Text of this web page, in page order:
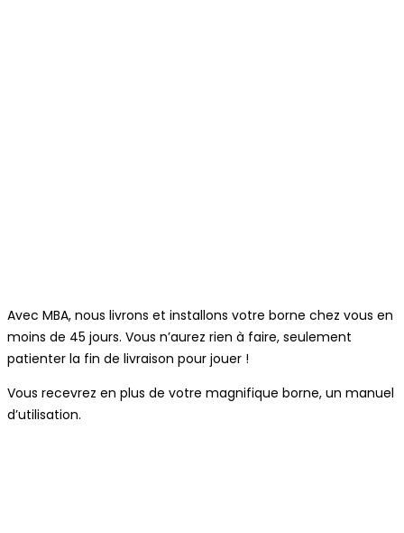
Avec MBA, nous livrons et installons votre borne chez vous en
moins de 45 jours. Vous n’aurez rien à faire, seulement
patienter la fin de livraison pour jouer !
Vous recevrez en plus de votre magnifique borne, un manuel
d’utilisation.